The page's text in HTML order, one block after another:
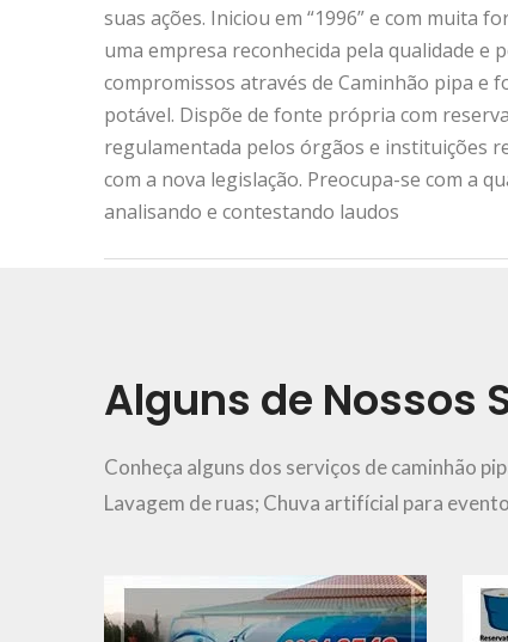
suas ações. Iniciou em “1996” e com muita
uma empresa reconhecida pela qualidade e
compromissos através de Caminhão pipa e
potável. Dispõe de fonte própria com
regulamentada pelos órgãos e instituições
com a nova legislação. Preocupa-se com a
analisando e contestando laudos
11 2081-2543
Alguns de Nossos
Conheça alguns dos serviços de caminhão
Lavagem de ruas; Chuva artifícial para
Ver Mais..